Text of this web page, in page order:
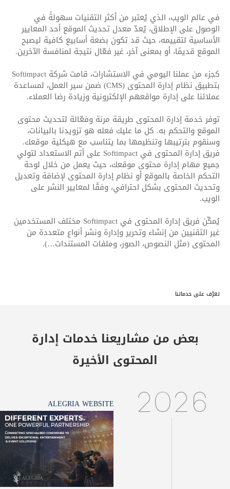
في عالم الويب، الذي يُعتبر من أكثر التقنيات سهولةً في
الوصول على الإطلاق، يُعدّ معدل تحديث الموقع أحد المعايير
الأساسية لتقييمه، حيث قد تكون بضعة أسابيع كافية ليصبح
الموقع قديمًا، أو بمعنى آخر، غير فعّال نتيجة لمنافسة الآخرين.
كجزء من عملنا اليومي في الاستشارات، قامت شركة Softimpact
بتطبيق نظام إدارة المحتوى (CMS) ضمن سير العمل، لمساعدة
عملائنا على إدارة مواقعهم الإلكترونية وزيادة رضا العملاء.
توفر خدمة إدارة المحتوى طريقة مرنة وفعّالة لتحديث محتوى
الموقع والتحكم به. كل ما عليك فعله هو تزويدنا بالبيانات،
وسنقوم بترتيبها وتنظيمها بما يتناسب مع هيكلية موقعك.
فريق إدارة المحتوى في Softimpact على أتم الاستعداد لتولي
جميع مهام إدارة محتوى موقعك، حيث يعمل من خلال لوحة
التحكم الخاصة بالموقع أو نظام إدارة المحتوى لإضافة وتعديل
وتحديث المحتوى بشكل احترافي، وفقًا لمعايير النشر على
الويب.
يُمكّن فريق إدارة المحتوى في Softimpact مختلف المستخدمين
غير التقنيين من إنشاء وتحرير وإدارة ونشر أنواع متعددة من
المحتوى (مثل النصوص، الصور، وملفات المستندات…).
تعرّف على خدماتنا
بعض من مشاريعنا خدمات إدارة
المحتوى الأخيرة
2026
ALEGRIA WEBSITE